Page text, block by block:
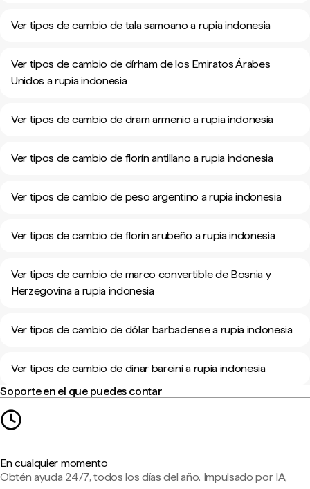
Ver tipos de cambio de tala samoano a rupia indonesia
Ver tipos de cambio de dírham de los Emiratos Árabes
Unidos a rupia indonesia
Ver tipos de cambio de dram armenio a rupia indonesia
Ver tipos de cambio de florín antillano a rupia indonesia
Ver tipos de cambio de peso argentino a rupia indonesia
Ver tipos de cambio de florín arubeño a rupia indonesia
Ver tipos de cambio de marco convertible de Bosnia y
Herzegovina a rupia indonesia
Ver tipos de cambio de dólar barbadense a rupia indonesia
Ver tipos de cambio de dinar bareiní a rupia indonesia
Soporte en el que puedes contar
En cualquier momento
Obtén ayuda 24/7, todos los días del año. Impulsado por IA,